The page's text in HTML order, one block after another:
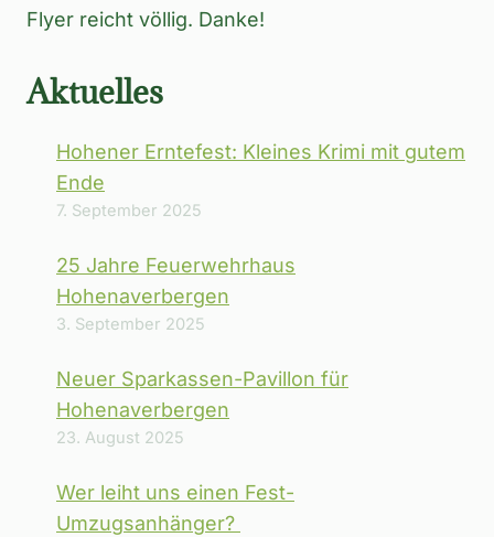
Flyer reicht völlig. Danke!
Aktuelles
Hohener Erntefest: Kleines Krimi mit gutem
Ende
7. September 2025
25 Jahre Feuerwehrhaus
Hohenaverbergen
3. September 2025
Neuer Sparkassen-Pavillon für
Hohenaverbergen
23. August 2025
Wer leiht uns einen Fest-
Umzugsanhänger?